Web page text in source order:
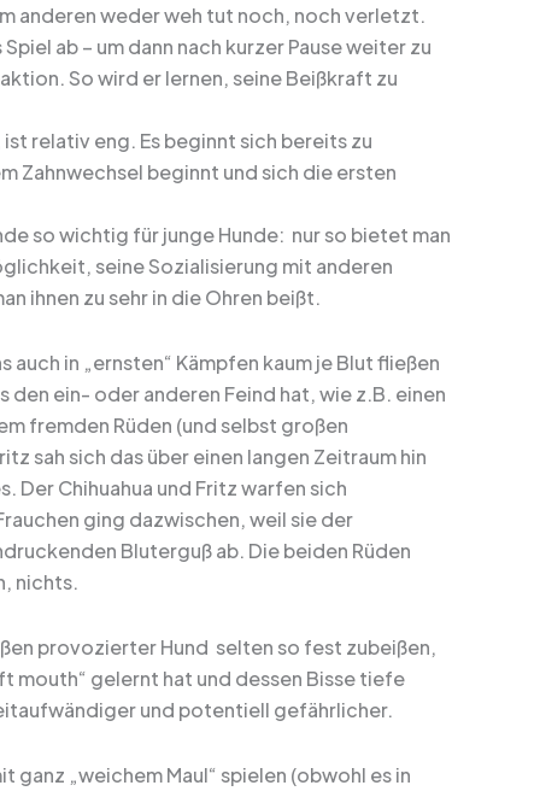
anderen weder weh tut noch, noch verletzt.
ab – um dann nach kurzer Pause weiter zu
So wird er lernen, seine Beißkraft zu
relativ eng. Es beginnt sich bereits zu
Zahnwechsel beginnt und sich die ersten
so wichtig für junge Hunde: nur so bietet man
seine Sozialisierung mit anderen
ihnen zu sehr in die Ohren beißt.
in „ernsten“ Kämpfen kaum je Blut fließen
den ein- oder anderen Feind hat, wie z.B. einen
fremden Rüden (und selbst großen
sah sich das über einen langen Zeitraum hin
Der Chihuahua und Fritz warfen sich
ging dazwischen, weil sie der
Bluterguß ab. Die beiden Rüden
nichts.
provozierter Hund selten so fest zubeißen,
mouth“ gelernt hat und dessen Bisse tiefe
und potentiell gefährlicher.
ganz „weichem Maul“ spielen (obwohl es in